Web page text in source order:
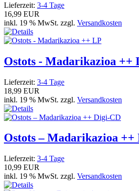
Lieferzeit: 3-4 Tage
16,99 EUR
inkl. 19 % MwSt. zzgl. Versandkosten
Ostots - Madarikazioa ++
Lieferzeit: 3-4 Tage
18,99 EUR
inkl. 19 % MwSt. zzgl. Versandkosten
Ostots – Madarikazioa ++
Lieferzeit: 3-4 Tage
10,99 EUR
inkl. 19 % MwSt. zzgl. Versandkosten